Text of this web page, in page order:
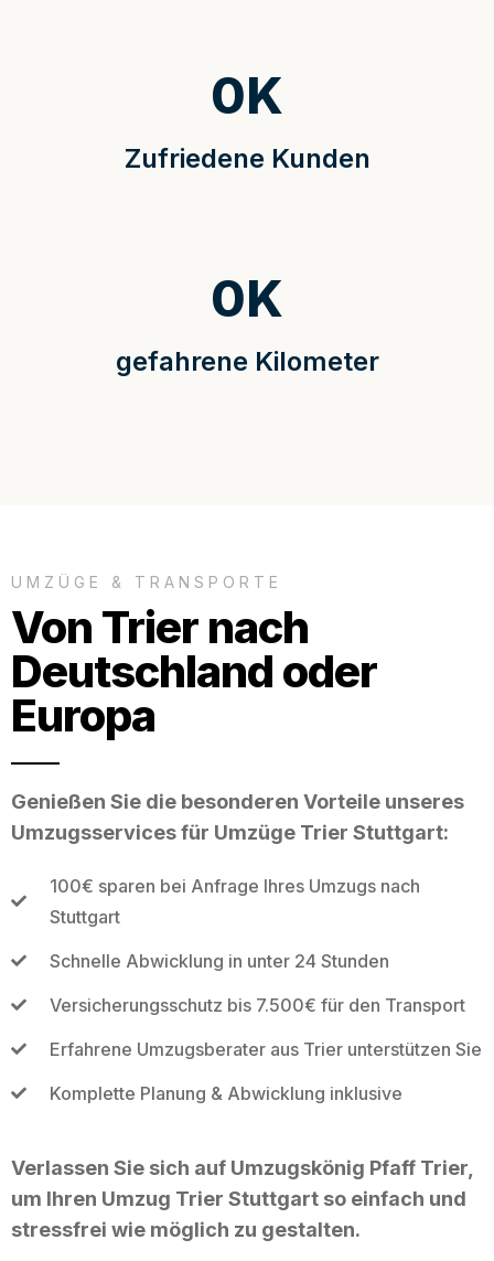
Zufriedene Kunden
0K
gefahrene Kilometer
0K
UMZÜGE & TRANSPORTE
Von Trier nach
Deutschland oder
Europa
Genießen Sie die besonderen Vorteile unseres
Umzugsservices für Umzüge Trier Stuttgart:
100€ sparen bei Anfrage Ihres Umzugs nach
Stuttgart
Schnelle Abwicklung in unter 24 Stunden
Versicherungsschutz bis 7.500€ für den Transport
Erfahrene Umzugsberater aus Trier unterstützen Sie
Komplette Planung & Abwicklung inklusive
Verlassen Sie sich auf Umzugskönig Pfaff Trier,
um Ihren Umzug Trier Stuttgart so einfach und
stressfrei wie möglich zu gestalten.